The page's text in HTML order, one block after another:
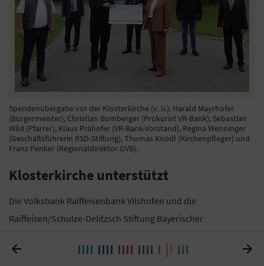
Spendenübergabe vor der Klosterkirche (v. li.): Harald Mayrhofer
(Bürgermeister), Christian Bumberger (Prokurist VR-Bank), Sebastian
Wild (Pfarrer), Klaus Prähofer (VR-Bank-Vorstand), Regina Wenninger
(Geschäftsführerin RSD-Stiftung), Thomas Knödl (Kirchenpfleger) und
Franz Penker (Regionaldirektor GVB).
Klosterkirche unterstützt
Die Volksbank Raiffeisenbank Vilshofen und die
Raiffeisen/Schulze-Delitzsch Stiftung Bayerischer
Klosterkirche Aldersbach gespendet. Das Geld steht für die
 